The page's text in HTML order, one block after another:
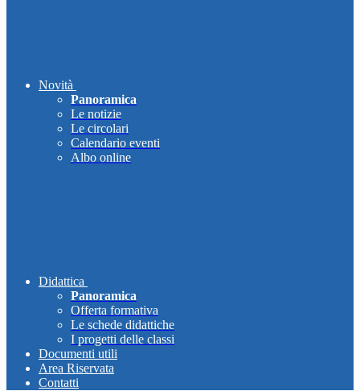
Novità
Panoramica
Le notizie
Le circolari
Calendario eventi
Albo online
Didattica
Panoramica
Offerta formativa
Le schede didattiche
I progetti delle classi
Documenti utili
Area Riservata
Contatti